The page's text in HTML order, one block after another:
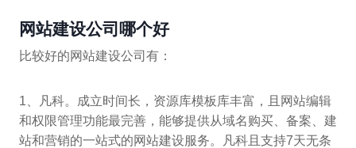
网站建设公司哪个好
比较好的网站建设公司有：
1、凡科。成立时间长，资源库模板库丰富，且网站编辑
和权限管理功能最完善，能够提供从域名购买、备案、建
站和营销的一站式的网站建设服务。凡科且支持7天无条